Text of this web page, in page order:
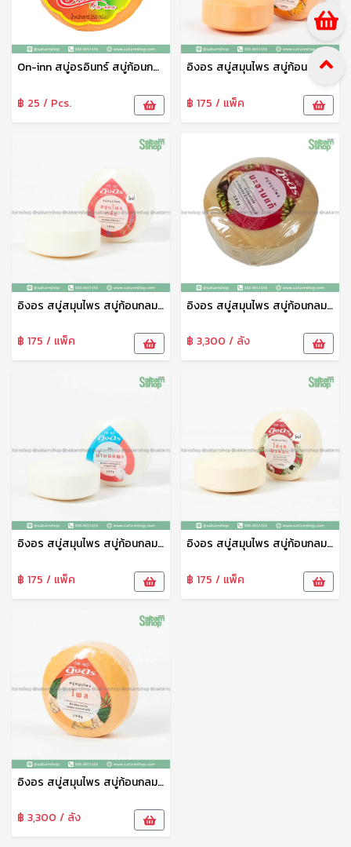
On-inn สบู่อรอินทร์ สบู่ก้อนกลม สบู่อาบน้ำ สบู่สมุนไพร สูตรส้ม มะละกอ 150 กรัม อรอินทร์
฿ 25 / Pcs.
อิงอร สบู่สมุนไพร สบู่ก้อนกลม สบู่อาบน้ำ สูตรมะละกอ 1แพ็ค6ก้อน อิงอร
฿ 175 / แพ็ค
อิงอร สบู่สมุนไพร สบู่ก้อนกลม สบู่อาบน้ำ สูตรสมุนไพรกลั่น 1แพ็ค6ก้อน อิงอร
฿ 175 / แพ็ค
อิงอร สบู่สมุนไพร สบู่ก้อนกลม สบู่อาบน้ำ สูตรมะขามแท้ 1แพ็ค6ก้อน อิงอร
฿ 3,300 / ลัง
อิงอร สบู่สมุนไพร สบู่ก้อนกลม สบู่อาบน้ำ สูตรนมแพะ 1แพ็ค6ก้อน อิงอร
฿ 175 / แพ็ค
อิงอร สบู่สมุนไพร สบู่ก้อนกลม สบู่อาบน้ำ สูตรไข่มุกบัวหิมะ 1แพ็ค6ก้อน อิงอร
฿ 175 / แพ็ค
อิงอร สบู่สมุนไพร สบู่ก้อนกลม สบู่อาบน้ำ สูตรไพล 1แพ็ค6ก้อน อิงอร
฿ 3,300 / ลัง